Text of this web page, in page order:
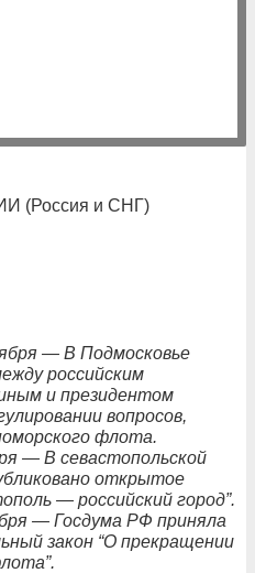
(Россия и СНГ)
— В Подмосковье
российским
и президентом
вопросов,
флота.
— В севастопольской
открытое
— российский город”.
— Госдума РФ приняла
закон “О прекращении